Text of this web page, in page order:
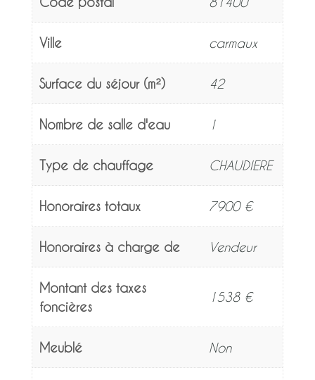
Ville carmaux
Surface du séjour (m²) 42
Nombre de salle d'eau 1
Type de chauffage CHAUDIERE
Honoraires totaux 7900 €
Honoraires à charge de Vendeur
Montant des taxes
foncières
1538 €
Meublé Non